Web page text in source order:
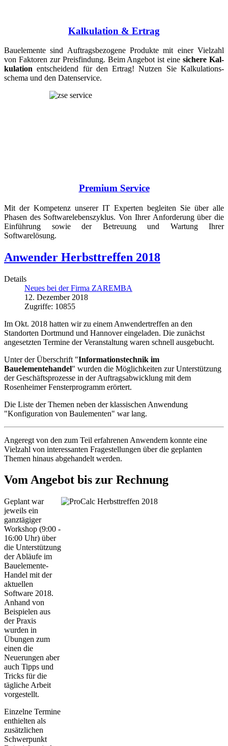
Kalkulation & Ertrag
Bauelemente sind Auf­trags­bezogene Pro­dukte mit einer Vielzahl
von Faktoren zur Preisfindung. Beim Angebot ist einesichere Kal­
ku­lation ent­schei­dend für den Ertrag! Nutzen Sie Kalku­la­tions­
schema und den Datenservice.
Premium Service
Mit der Kompetenz unse­rer IT Experten beglei­ten Sie über alle
Phasen des Software­lebens­zyklus. Von Ihrer An­for­de­rung über die
Ein­füh­rung sowie der Betreu­ung und War­tung Ihrer
Softwarelösung.
Anwender Herbsttreffen 2018
Details
Neues bei der Firma ZAREMBA
12. Dezember 2018
Zugriffe: 10855
Im Okt. 2018 hatten wir zu einem Anwender­tref­fen an den
Standorten Dortmund und Hannover eingeladen. Die zunächst
angesetzten Termine der Veranstaltung waren schnell aus­gebucht.
Unter der Überschrift "Informationstechnik im
Bauelementehandel" wurden die Möglichkeiten zur Unterstützung
der Geschäftsprozesse in der Auftrags­abwicklung mit dem
Rosenheimer Fensterprogramm erörtert.
Die Liste der Themen neben der klassischen Anwendung
"Konfiguration von Baulementen" war lang.
Angeregt von den zum Teil erfahrenen An­wen­dern konnte eine
Vielzahl von interes­santen Frage­stel­lungen über die ge­plan­ten
Themen hinaus abgehandelt werden.
Vom Angebot bis zur Rechnung
Geplant war
jeweils ein
ganztägiger
Workshop (9:00 -
16:00 Uhr) über
die Unterstützung
der Abläufe im
Bauelemente-
Handel mit der
aktuellen
Software 2018.
Anhand von
Beispielen aus
der Praxis
wurden in
Übungen zum
einen die
Neuerungen aber
auch Tipps und
Tricks für die
tägliche Arbeit
vorgestellt.
Einzelne Termine
enthielten als
zusätzlichen
Schwerpunkt